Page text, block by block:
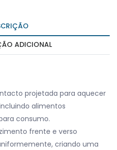
ADICIONAL
projetada para aquecer
alimentos
consumo.
frente e verso
criando uma